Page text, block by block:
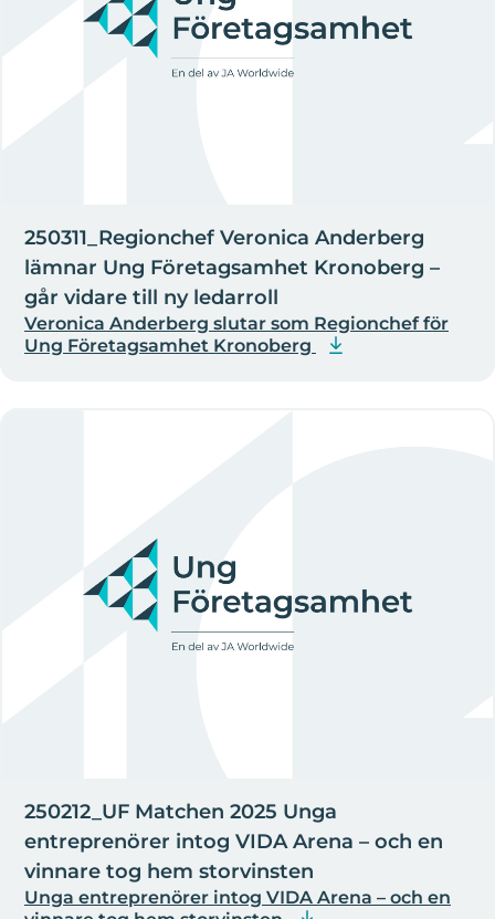
250311_Regionchef Veronica Anderberg
lämnar Ung Företagsamhet Kronoberg –
går vidare till ny ledarroll
Veronica Anderberg slutar som Regionchef för
Ung Företagsamhet Kronoberg
250212_UF Matchen 2025 Unga
entreprenörer intog VIDA Arena – och en
vinnare tog hem storvinsten
Unga entreprenörer intog VIDA Arena – och en